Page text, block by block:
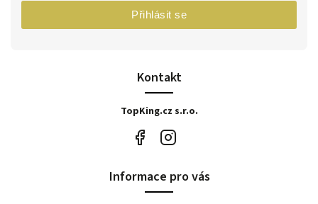
Kontakt
TopKing.cz s.r.o.
Přihlásit se
Informace pro vás